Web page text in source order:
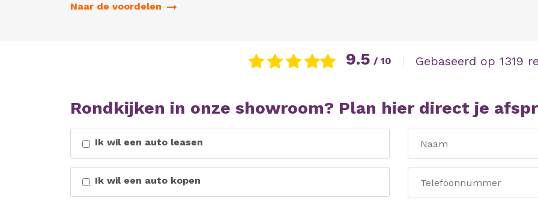
Naar de voordelen
9.5 / 10 Gebaseerd op 1319
Rondkijken in onze showroom? Plan hier direct je
Ik wil een auto leasen
Ik wil een auto kopen